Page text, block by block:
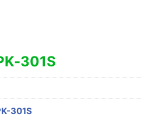
301S
301S